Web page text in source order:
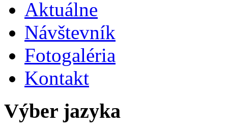
Aktuálne
Návštevník
Fotogaléria
Kontakt
Výber jazyka